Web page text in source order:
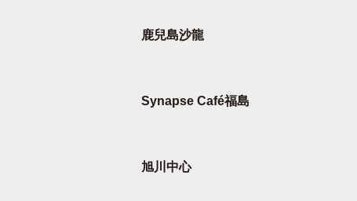
鹿兒島沙龍
Synapse Café福島
旭川中心